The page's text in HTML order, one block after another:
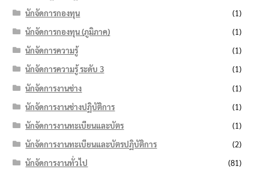
นักจัดการกองทุน
(1)
นักจัดการกองทุน (ภูมิภาค)
(1)
นักจัดการความรู้
(1)
นักจัดการความรู้ ระดับ 3
(1)
นักจัดการงานช่าง
(1)
นักจัดการงานช่างปฏิบัติการ
(1)
นักจัดการงานทะเบียนและบัตร
(1)
นักจัดการงานทะเบียนและบัตรปฏิบัติการ
(2)
นักจัดการงานทั่วไป
(81)